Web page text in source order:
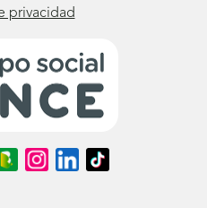
privacidad
SíguenosSíguenos
en
Síguenos
en
Síguenos
en